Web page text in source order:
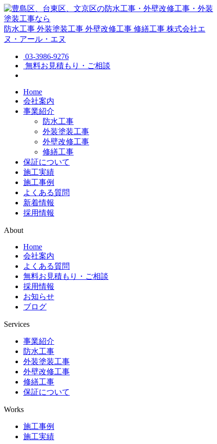
防水工事 外装塗装工事 外壁改修工事 修繕工事 株式会社エ
ヌ・アール・エヌ
03-3986-9276
無料お見積もり・ご相談
Home
会社案内
事業紹介
防水工事
外装塗装工事
外壁改修工事
修繕工事
保証について
施工実績
施工事例
よくある質問
新着情報
採用情報
About
Home
会社案内
よくある質問
無料お見積もり・ご相談
採用情報
お知らせ
ブログ
Services
事業紹介
防水工事
外装塗装工事
外壁改修工事
修繕工事
保証について
Works
施工事例
施工実績